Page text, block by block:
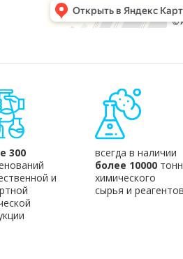
300
и
всегда в наличии
более 10000тонн
химического
сырья и реагентов